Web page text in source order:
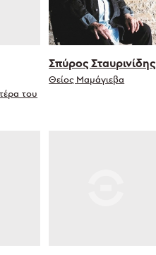
του
Σπύρος Σταυρινίδης
Θείος Μαμάγιεβα